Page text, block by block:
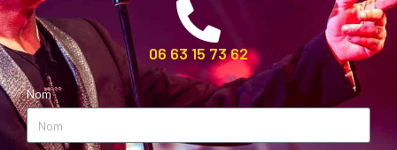
06 63 15 73 62
Nom